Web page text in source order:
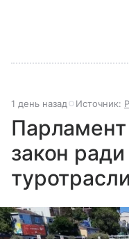
1 день назад Источник:
закон